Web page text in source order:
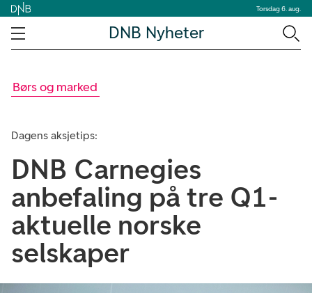
Torsdag 6. aug.
DNB Nyheter
Børs og marked
Dagens aksjetips:
DNB Carnegies
anbefaling på tre Q1-
aktuelle norske
selskaper